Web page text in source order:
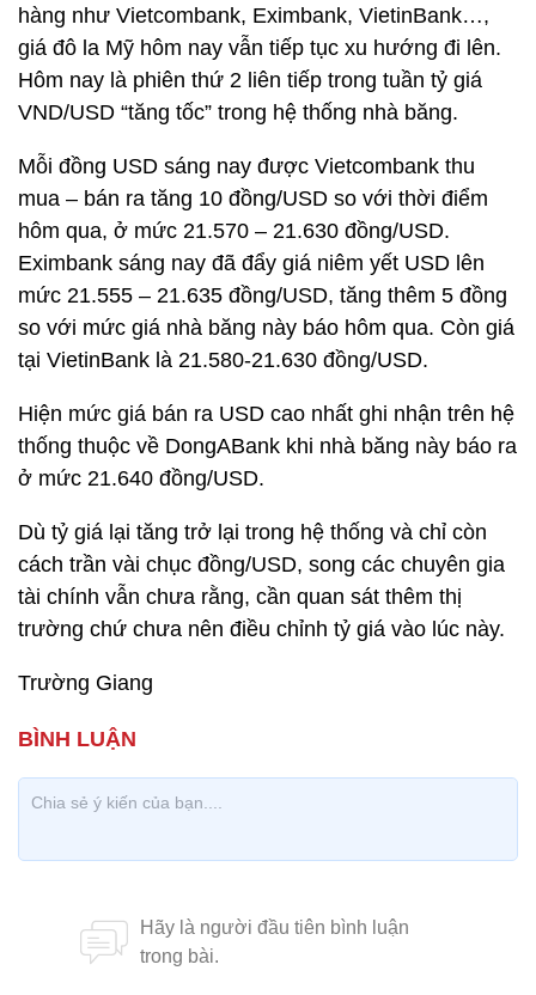
hàng như Vietcombank, Eximbank, VietinBank…,
giá đô la Mỹ hôm nay vẫn tiếp tục xu hướng đi lên.
Hôm nay là phiên thứ 2 liên tiếp trong tuần tỷ giá
VND/USD “tăng tốc” trong hệ thống nhà băng.
Mỗi đồng USD sáng nay được Vietcombank thu
mua – bán ra tăng 10 đồng/USD so với thời điểm
hôm qua, ở mức 21.570 – 21.630 đồng/USD.
Eximbank sáng nay đã đẩy giá niêm yết USD lên
mức 21.555 – 21.635 đồng/USD, tăng thêm 5 đồng
so với mức giá nhà băng này báo hôm qua. Còn giá
tại VietinBank là 21.580-21.630 đồng/USD.
Hiện mức giá bán ra USD cao nhất ghi nhận trên hệ
thống thuộc về DongABank khi nhà băng này báo ra
ở mức 21.640 đồng/USD.
Dù tỷ giá lại tăng trở lại trong hệ thống và chỉ còn
cách trần vài chục đồng/USD, song các chuyên gia
tài chính vẫn chưa rằng, cần quan sát thêm thị
trường chứ chưa nên điều chỉnh tỷ giá vào lúc này.
Trường Giang